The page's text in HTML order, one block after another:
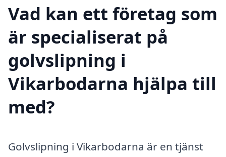
Vad kan ett företag som
är specialiserat på
golvslipning i
Vikarbodarna hjälpa till
med?
Golvslipning i Vikarbodarna är en tjänst